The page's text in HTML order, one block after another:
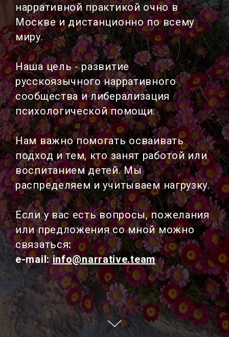
нарративной практикой очно в
Москве и дистанционно по всему
миру.
Наша цель - развитие
русскоязычного нарративного
сообщества и либерализация
психологической помощи.
Нам важно помогать осваивать
подход и тем, кто занят работой или
воспитанием детей. Мы
распределяем и учитываем нагрузку.
Если у вас есть вопросы, пожелания
или предложения со мной можно
связаться:
e-mail:info@narrative.team